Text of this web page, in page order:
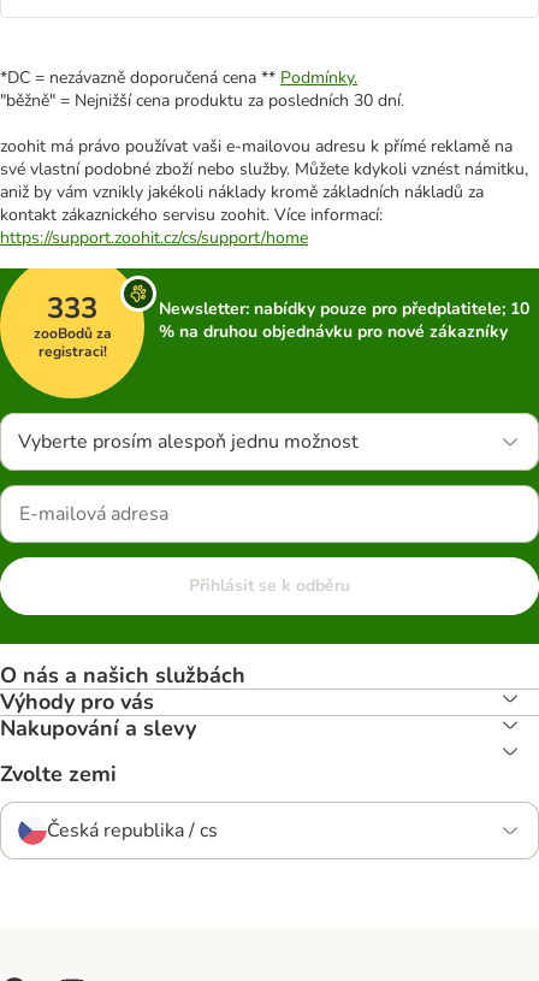
*DC = nezávazně doporučená cena ** Podmínky.
"běžně" = Nejnižší cena produktu za posledních 30 dní.
zoohit má právo používat vaši e-mailovou adresu k přímé reklamě na
své vlastní podobné zboží nebo služby. Můžete kdykoli vznést námitku,
aniž by vám vznikly jakékoli náklady kromě základních nákladů za
kontakt zákaznického servisu zoohit. Více informací:
https://support.zoohit.cz/cs/support/home
333
zooBodů za
registraci!
Newsletter: nabídky pouze pro předplatitele; 10
% na druhou objednávku pro nové zákazníky
Vyberte prosím alespoň jednu možnost
Přihlásit se k odběru
O nás a našich službách
Výhody pro vás
Nakupování a slevy
Zvolte zemi
Česká republika / cs